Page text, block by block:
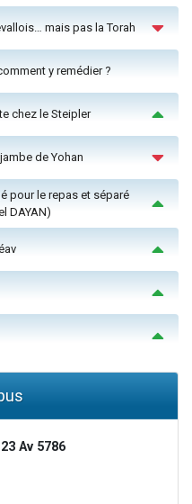
mais pas la Torah
y remédier ?
chez le Steipler
de Yohan
pour le repas et séparé
DAYAN)
Av 5786